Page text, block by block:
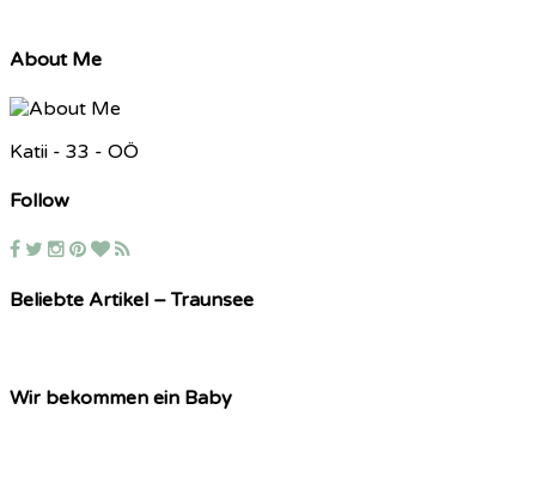
About Me
Katii - 33 - OÖ
Follow
Beliebte Artikel – Traunsee
Wir bekommen ein Baby